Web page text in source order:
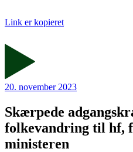
Link er kopieret
20. november 2023
Skærpede
folkevandring til hf,
ministeren